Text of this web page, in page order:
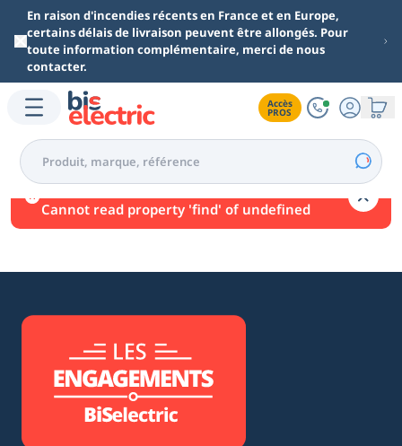
Aller au contenu principal
En raison d'incendies récents en France et en Europe,
certains délais de livraison peuvent être allongés. Pour
toute information complémentaire, merci de nous
contacter.
Accès
PROS
Une erreur est survenue.
Cannot read property 'find' of undefined